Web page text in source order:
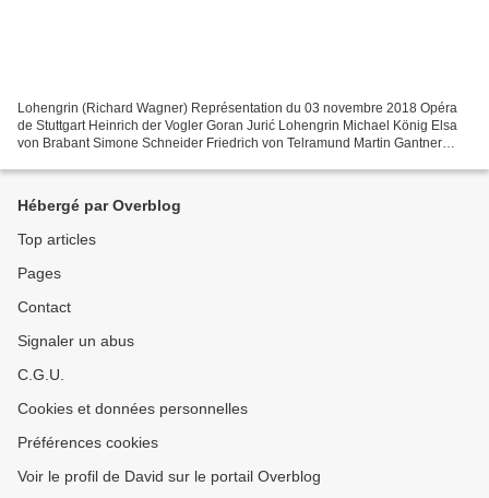
Lohengrin (Richard Wagner) Représentation du 03 novembre 2018 Opéra
de Stuttgart Heinrich der Vogler Goran Jurić Lohengrin Michael König Elsa
von Brabant Simone Schneider Friedrich von Telramund Martin Gantner
Hébergé par Overblog
Top articles
Pages
Contact
Signaler un abus
C.G.U.
Cookies et données personnelles
Préférences cookies
Voir le profil de David sur le portail Overblog